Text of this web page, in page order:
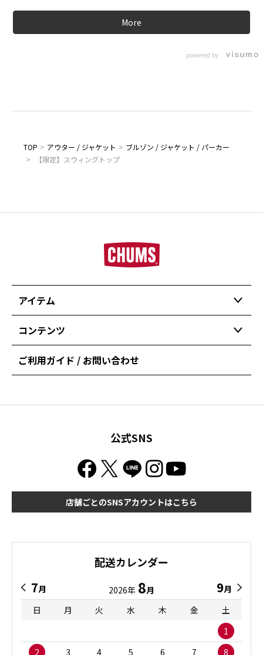
More
powered by
TOP > アウター / ジャケット > ブルゾン / ジャケット / パーカー
>
【限定】スウィングトップ
アイテム
コンテンツ
ご利用ガイド / お問い合わせ
公式SNS
店舗ごとのSNSアカウントはこちら
配送カレンダー
7月 2026年 8月 9月
日
月 火 水 木 金
土
1
2
3 4 5 6 7 8